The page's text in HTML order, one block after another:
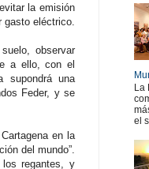
la emisión
eléctrico.
observar
a ello, con el
supondrá una
Feder, y se
en la
del mundo”.
regantes, y
La
el